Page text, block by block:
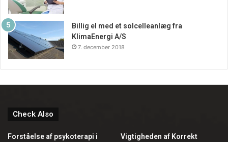
Billig el med et solcelleanlæg fra
KlimaEnergi A/S
7. december 2018
Check Also
Forståelse af psykoterapi i
Vigtigheden af Korrekt